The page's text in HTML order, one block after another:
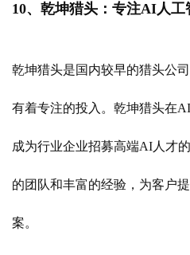
10、乾坤猎头：专注AI人
乾坤猎头是国内较早的猎头公
有着专注的投入。乾坤猎头在
成为行业企业招募高端AI人才
的团队和丰富的经验，为客户
案。